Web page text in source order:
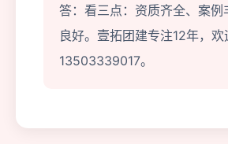
答：看三点：资质齐全、案例
良好。壹拓团建专注12年，欢
13503339017。